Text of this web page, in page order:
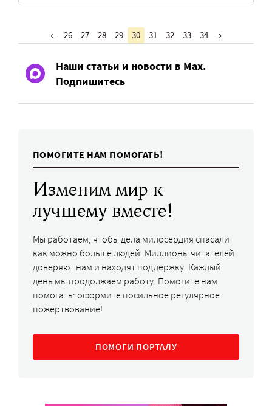
← 26 27 28 29 30 31 32 33 34 →
Наши статьи и новости в Max.
Подпишитесь
ПОМОГИТЕ НАМ ПОМОГАТЬ!
Изменим мир к
лучшему вместе!
Мы работаем, чтобы дела милосердия спасали
как можно больше людей. Миллионы читателей
доверяют нам и находят поддержку. Каждый
день мы продолжаем работу. Помогите нам
помогать: оформите посильное регулярное
пожертвование!
ПОМОГИ ПОРТАЛУ